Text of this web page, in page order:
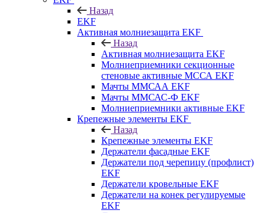
Назад
EKF
Активная молниезащита EKF
Назад
Активная молниезащита EKF
Молниеприемники секционные
стеновые активные МССА EKF
Мачты ММСАА EKF
Мачты ММСАС-Ф EKF
Молниеприемники активные EKF
Крепежные элементы EKF
Назад
Крепежные элементы EKF
Держатели фасадные EKF
Держатели под черепицу (профлист)
EKF
Держатели кровельные EKF
Держатели на конек регулируемые
EKF